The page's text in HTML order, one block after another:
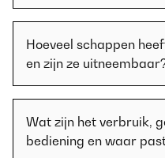
Hoeveel schappen
en zijn ze
Wat zijn het verbruik,
bediening en waar